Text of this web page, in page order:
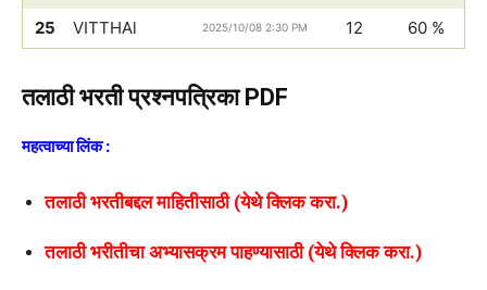
25 VITTHAl 2025/10/08 2:30 PM 12 60 %
तलाठी भरती प्रश्नपत्रिका PDF
महत्वाच्या लिंक :
तलाठी भरतीबद्दल माहितीसाठी (येथे क्लिक करा.)
तलाठी भरीतीचा अभ्यासक्रम पाहण्यासाठी (येथे क्लिक करा.)